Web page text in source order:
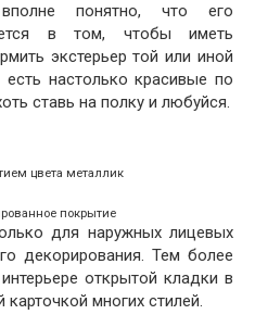
понятно, что его
в том, чтобы иметь
экстерьер той или иной
есть настолько красивые по
ставь на полку и любуйся.
цвета металлик
покрытие
для наружных лицевых
декорирования. Тем более
открытой кладки в
карточкой многих стилей.